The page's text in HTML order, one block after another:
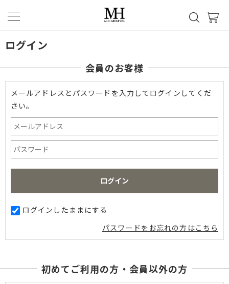
ログイン
会員のお客様
メールアドレスとパスワードを入力してログインしてくだ
さい。
ログインしたままにする
パスワードをお忘れの方はこちら
初めてご利用の方・会員以外の方